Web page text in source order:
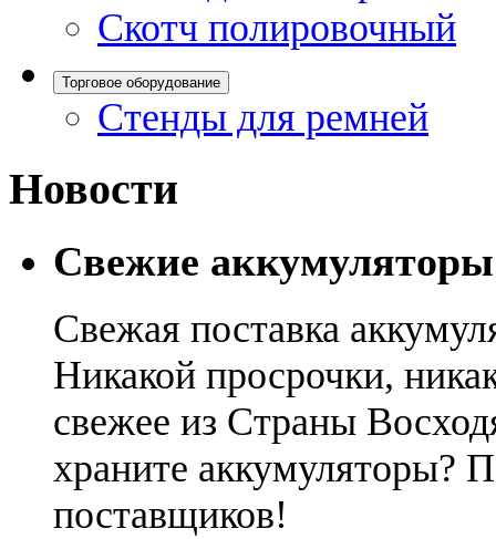
Скотч полировочный
Торговое оборудование
Стенды для ремней
Новости
Свежие
Свежая поставка
Никакой просрочки,
свежее из Страны
храните аккумуляторы?
поставщиков!